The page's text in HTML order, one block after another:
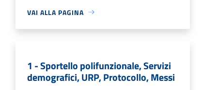
VAI ALLA PAGINA
1 - Sportello polifunzionale, Servizi
demografici, URP, Protocollo, Messi